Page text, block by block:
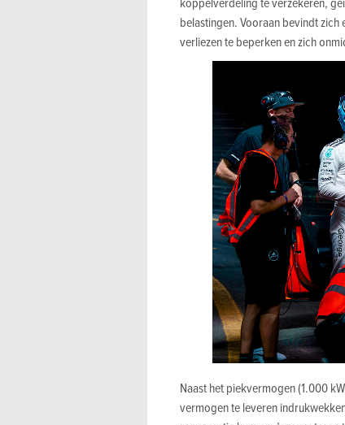
belastingen. Vooraan bevindt
verliezen te beperken en zich
Naast het piekvermogen (1.000
vermogen te leveren